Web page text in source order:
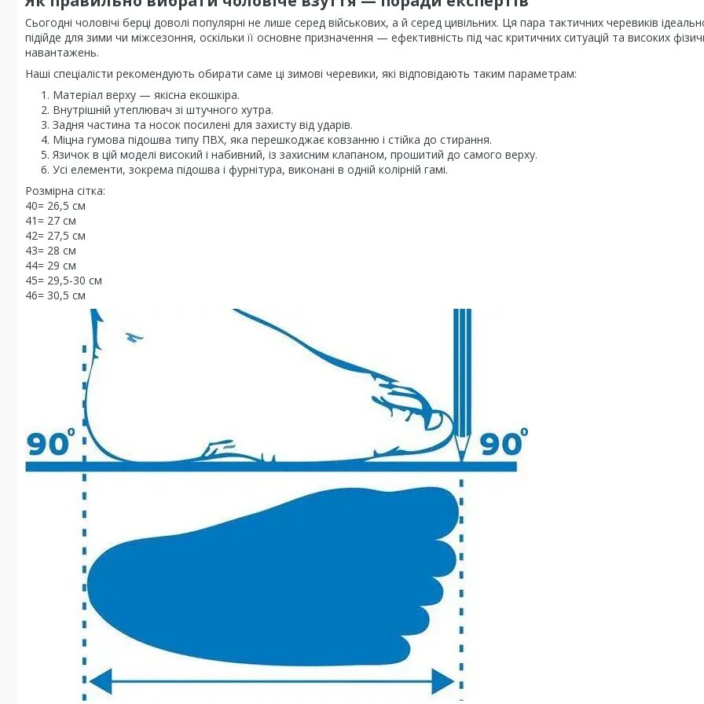
Сьогодні чоловічі берці доволі популярні не лише серед військових, а й серед цивільних. Ця пара тактичних черевиків
підійде для зими чи міжсезоння, оскільки її основне призначення — ефективність під час критичних ситуацій та високих
навантажень.
Наші спеціалісти рекомендують обирати саме ці зимові черевики, які відповідають таким параметрам:
Матеріал верху — якісна екошкіра.
Внутрішній утеплювач зі штучного хутра.
Задня частина та носок посилені для захисту від ударів.
Міцна гумова підошва типу ПВХ, яка перешкоджає ковзанню і стійка до стирання.
Язичок в цій моделі високий і набивний, із захисним клапаном, прошитий до самого верху.
Усі елементи, зокрема підошва і фурнітура, виконані в одній колірній гамі.
Розмірна сітка:
40= 26,5 см
41= 27 см
42= 27,5 см
43= 28 см
44= 29 см
45= 29,5-30 см
46= 30,5 см